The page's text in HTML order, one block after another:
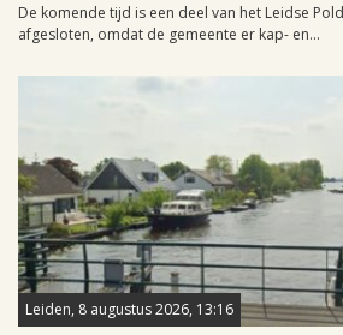
De komende tijd is een deel van het Leidse
afgesloten, omdat de gemeente er kap- en...
Leiden, 8 augustus 2026, 13:16